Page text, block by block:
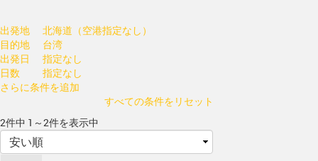
出発地
北海道（空港指定なし）
目的地
台湾
出発日
指定なし
日数
指定なし
さらに条件を追加
すべての条件をリセット
2件中 1～2件を表示中